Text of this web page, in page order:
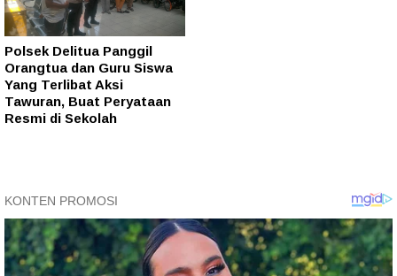
Polsek Delitua Panggil
Orangtua dan Guru Siswa
Yang Terlibat Aksi
Tawuran, Buat Peryataan
Resmi di Sekolah